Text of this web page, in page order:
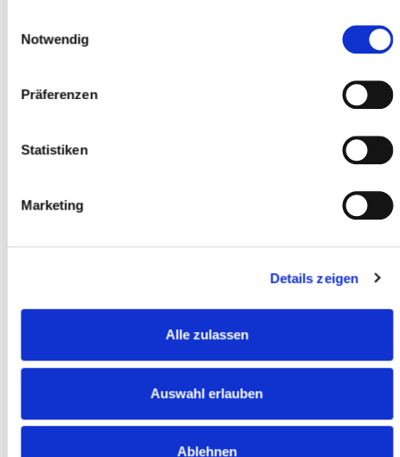
Notwendig
Präferenzen
Statistiken
Marketing
Details zeigen
Alle zulassen
Auswahl erlauben
Ablehnen
Teilnehmer
Datenschutzbestimmungen
gelesen und bin damit einverstanden *
Anmeldung abschliessen